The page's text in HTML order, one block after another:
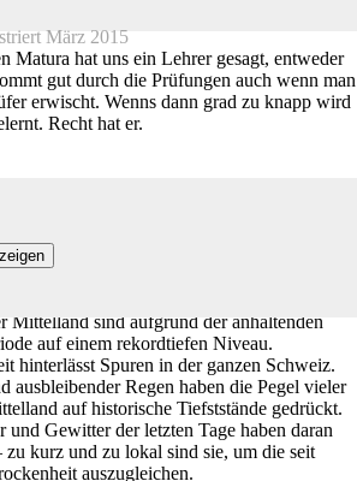
März 2015
Matura hat uns ein Lehrer gesagt, entweder
gut durch die Prüfungen auch wenn man
erwischt. Wenns dann grad zu knapp wird
Recht hat er.
Mittelland sind aufgrund der anhaltenden
auf einem rekordtiefen Niveau.
hinterlässt Spuren in der ganzen Schweiz.
ausbleibender Regen haben die Pegel vieler
auf historische Tiefststände gedrückt.
und Gewitter der letzten Tage haben daran
zu kurz und zu lokal sind sie, um die seit
auszugleichen.